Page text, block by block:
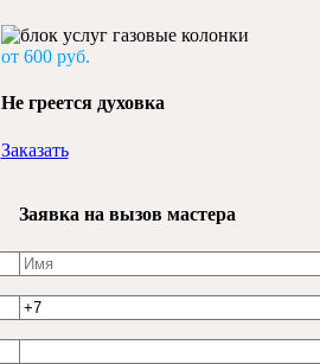
от 600 руб.
Не греется духовка
Заказать
Заявка на вызов мастера